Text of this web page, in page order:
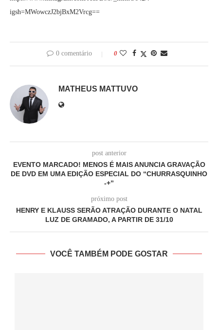
igsh=MWowczJ2bjBxM2Vrcg==
0 comentário 0
MATHEUS MATTUVO
post anterior
EVENTO MARCADO! MENOS É MAIS ANUNCIA GRAVAÇÃO
DE DVD EM UMA EDIÇÃO ESPECIAL DO “CHURRASQUINHO
-+”
próximo post
HENRY E KLAUSS SERÃO ATRAÇÃO DURANTE O NATAL
LUZ DE GRAMADO, A PARTIR DE 31/10
VOCÊ TAMBÉM PODE GOSTAR